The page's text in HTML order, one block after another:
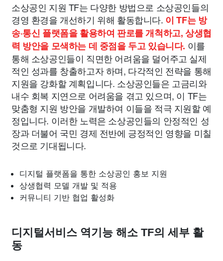
소상공인 지원 TF는 다양한 방법으로 소상공인들의
경영 환경을 개선하기 위해 활동합니다. 이 TF는 방
송·통신 플랫폼을 활용하여 판로를 개척하고, 상생협
력 방안을 모색하는 데 중점을 두고 있습니다. 이를
통해 소상공인들이 직면한 어려움을 덜어주고 실제
적인 성과를 창출하고자 하며, 다각적인 전략을 통해
지원을 강화할 계획입니다. 소상공인들은 고금리와
내수 회복 지연으로 어려움을 겪고 있으며, 이 TF는
맞춤형 지원 방안을 개발하여 이들을 적극 지원할 예
정입니다. 이러한 노력은 소상공인들의 안정적인 성
장과 더불어 국민 경제 전반에 긍정적인 영향을 미칠
것으로 기대됩니다.
디지털 플랫폼을 통한 소상공인 홍보 지원
상생협력 모델 개발 및 적용
커뮤니티 기반 협업 활성화
디지털서비스 역기능 해소 TF의 세부 활
동